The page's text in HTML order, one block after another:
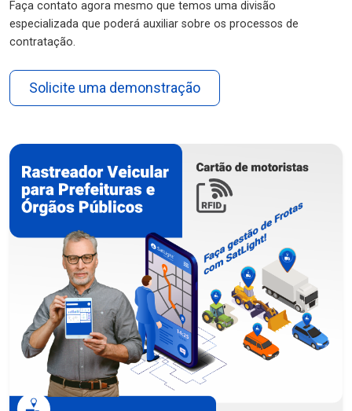
Faça contato agora mesmo que temos uma divisão
especializada que poderá auxiliar sobre os processos de
contratação.
Solicite uma demonstração